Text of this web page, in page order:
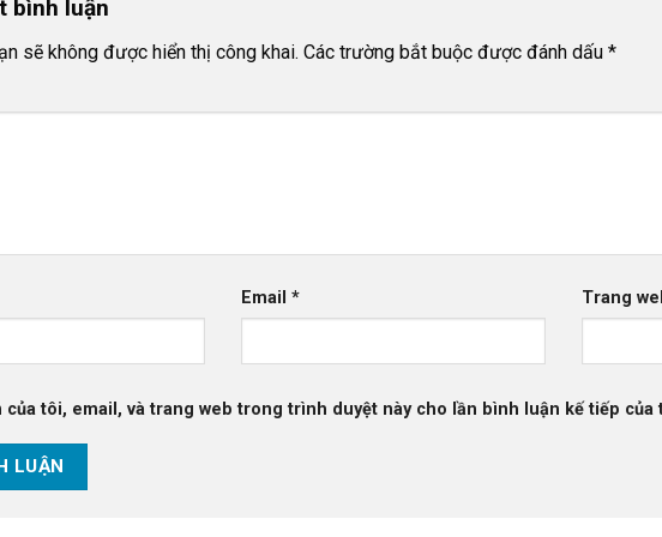
bình luận
sẽ không được hiển thị công khai. Các trường bắt buộc được đánh dấu *
Email* Trang
của tôi, email, và trang web trong trình duyệt này cho lần bình luận kế tiếp của